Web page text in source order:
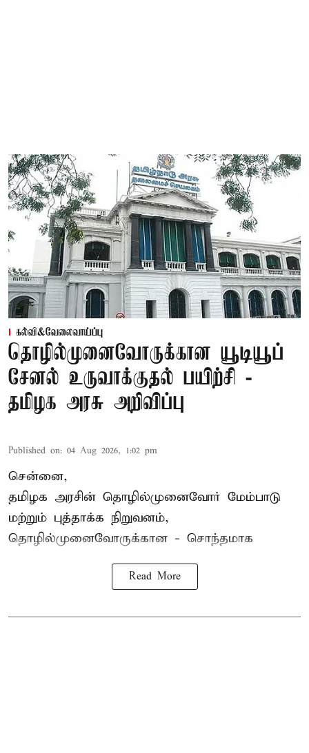
கல்வி&வேலைவாய்ப்பு
தொழில்முனைவோருக்கான யூடியூப்
சேனல் உருவாக்குதல் பயிற்சி -
தமிழக அரசு அறிவிப்பு
Published on: 04 Aug 2026, 1:02 pm
சென்னை,
தமிழக அரசின் தொழில்முனைவோர் மேம்பாடு
மற்றும் புத்தாக்க நிறுவனம்,
தொழில்முனைவோருக்கான - சொந்தமாக
Read More